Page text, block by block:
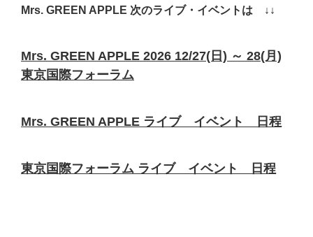
Mrs. GREEN APPLE 次のライブ・イベントは ↓↓
Mrs. GREEN APPLE 2026 12/27(日) ～ 28(月)
東京国際フォーラム
Mrs. GREEN APPLE ライブ イベント 日程
東京国際フォーラム ライブ イベント 日程